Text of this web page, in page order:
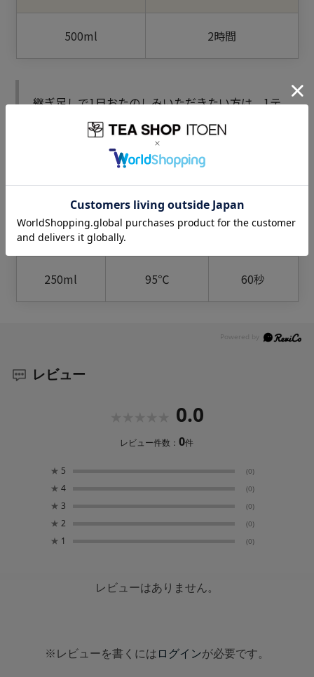
500ml 2時間
継ぎ足しで1日おたのしみいただきたい方は、1テ
ィーバッグで350ml×2回分
ホットでもおいしい
お湯の量 お湯の温度
250ml 95℃ 60秒
レビュー
0.0
レビュー件数：0件
★ 5 (0)
★ 4 (0)
★ 3 (0)
★ 2 (0)
★ 1 (0)
レビューはありません。
※レビューを書くには ログインが必要です。